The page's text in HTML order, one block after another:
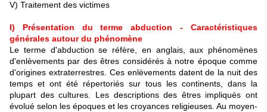
V) Traitement des victimes
I) Présentation du terme abduction - Caractéristiques
générales autour du phénomène
Le terme d'abduction se réfère, en anglais, aux phénomènes
d'enlèvements par des êtres considérés à notre époque comme
d'origines extraterrestres. Ces enlèvements datent de la nuit des
temps et ont été répertoriés sur tous les continents, dans la
plupart des cultures. Les descriptions des êtres impliqués ont
évolué selon les époques et les croyances religieuses. Au moyen-